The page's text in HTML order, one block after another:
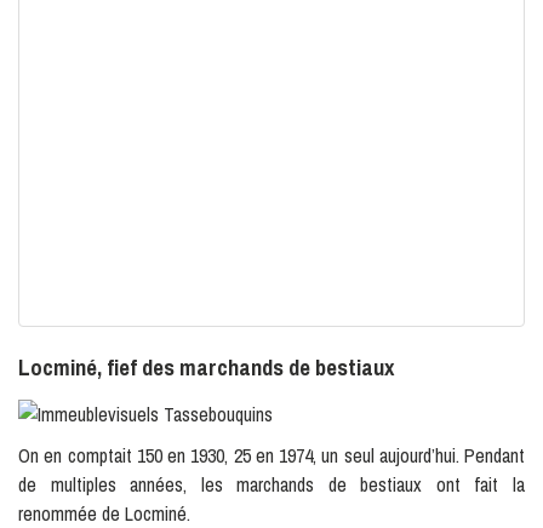
Locminé, fief des marchands de bestiaux
On en comptait 150 en 1930, 25 en 1974, un seul aujourd’hui. Pendant
de multiples années, les marchands de bestiaux ont fait la
renommée de Locminé.